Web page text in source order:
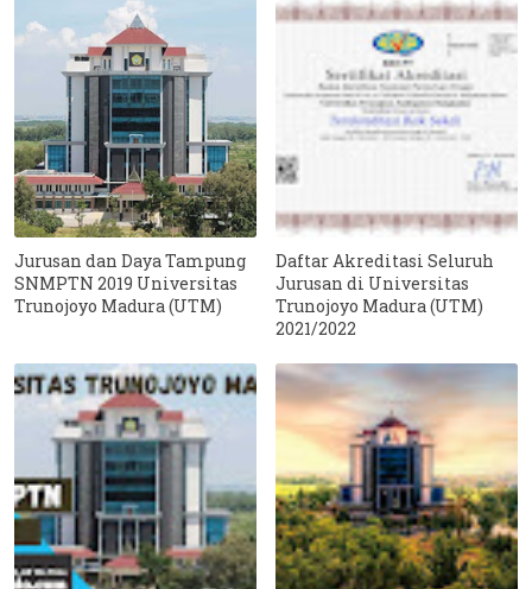
Jurusan dan Daya Tampung
SNMPTN 2019 Universitas
Trunojoyo Madura (UTM)
Daftar Akreditasi Seluruh
Jurusan di Universitas
Trunojoyo Madura (UTM)
2021/2022